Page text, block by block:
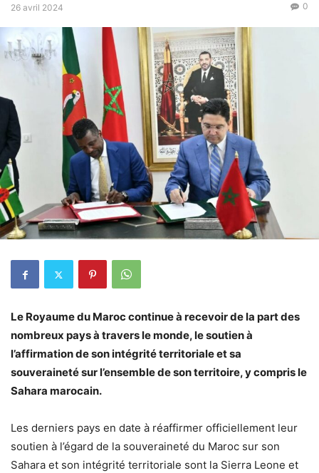
26 avril 2024 0
Le Royaume du Maroc continue à recevoir de la part des
nombreux pays à travers le monde, le soutien à
l’affirmation de son intégrité territoriale et sa
souveraineté sur l’ensemble de son territoire, y compris le
Sahara marocain.
Les derniers pays en date à réaffirmer officiellement leur
soutien à l’égard de la souveraineté du Maroc sur son
Sahara et son intégrité territoriale sont la Sierra Leone et